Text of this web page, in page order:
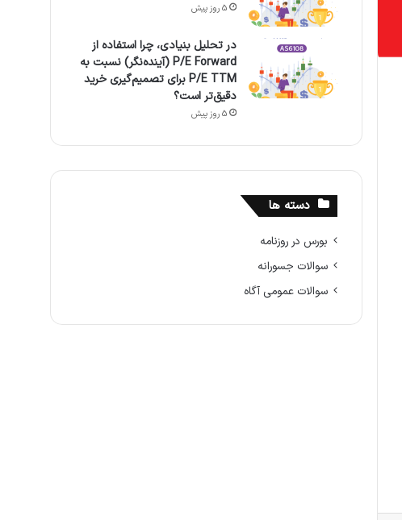
5 روز پیش
در تحلیل بنیادی، چرا استفاده از
P/E Forward (آینده‌نگر) نسبت به
P/E TTM برای تصمیم‌گیری خرید
دقیق‌تر است؟
5 روز پیش
دسته ها
بورس در روزنامه
سوالات جسورانه
سوالات عمومی آگاه